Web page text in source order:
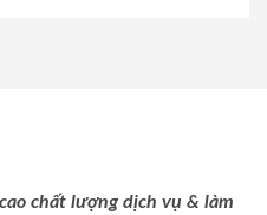
chất lượng dịch vụ & làm